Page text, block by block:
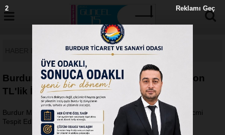
Reklamı Geç
1
Burdur Merkezli Dev Operasyon: 750 Milyon
TL'lik İşlem Hacmi Tespit Edildi
Burdur Merkezli Dev Operasyon: 750 Milyon TL'lik İşlem Hacmi
Tespit Edildi